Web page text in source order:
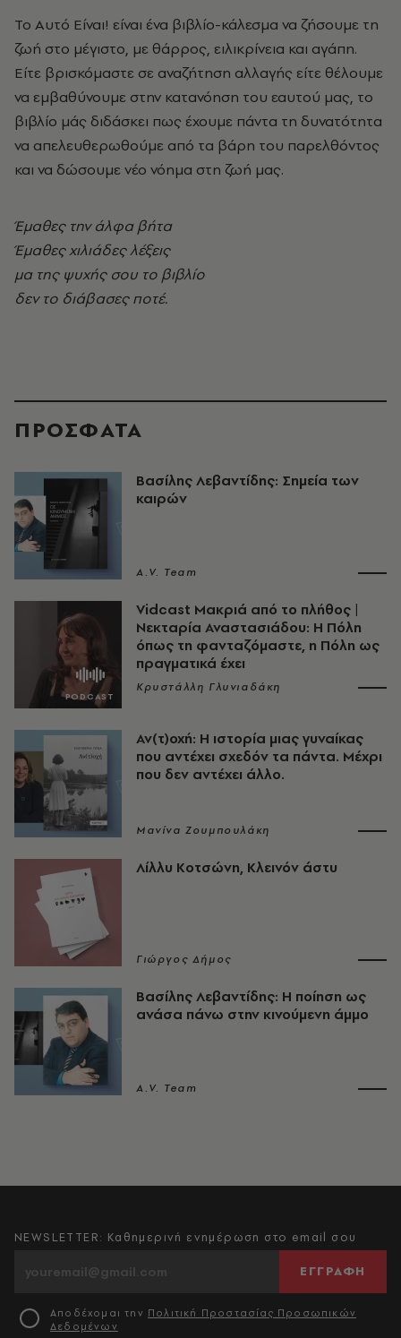
Το Αυτό Είναι! είναι ένα βιβλίο-κάλεσμα να ζήσουμε τη
ζωή στο μέγιστο, με θάρρος, ειλικρίνεια και αγάπη.
Είτε βρισκόμαστε σε αναζήτηση αλλαγής είτε θέλουμε
να εμβαθύνουμε στην κατανόηση του εαυτού μας, το
βιβλίο μάς διδάσκει πως έχουμε πάντα τη δυνατότητα
να απελευθερωθούμε από τα βάρη του παρελθόντος
και να δώσουμε νέο νόημα στη ζωή μας.
Έμαθες την άλφα βήτα
Έμαθες χιλιάδες λέξεις
μα της ψυχής σου το βιβλίο
δεν το διάβασες ποτέ.
ΠΡΟΣΦΑΤΑ
Βασίλης Λεβαντίδης: Σημεία των
καιρών
A.V. Team
Vidcast Μακριά από το πλήθος |
Νεκταρία Αναστασιάδου: Η Πόλη
όπως τη φανταζόμαστε, η Πόλη ως
πραγματικά έχει
Κρυστάλλη Γλυνιαδάκη
Αν(τ)οχή: Η ιστορία μιας γυναίκας
που αντέχει σχεδόν τα πάντα. Μέχρι
που δεν αντέχει άλλο.
Μανίνα Ζουμπουλάκη
Λίλλυ Κοτσώνη, Κλεινόν άστυ
Γιώργος Δήμος
Βασίλης Λεβαντίδης: Η ποίηση ως
ανάσα πάνω στην κινούμενη άμμο
A.V. Team
NEWSLETTER: Καθημερινή ενημέρωση στο email σου
ΕΓΓΡΑΦΗ
Αποδέχομαι την Πολιτική Προστασίας Προσωπικών
Δεδομένων